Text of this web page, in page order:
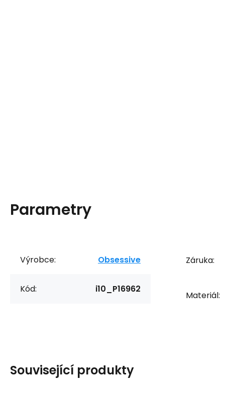
Parametry
Výrobce: Obsessive
Kód: i10_P16962
Záruka:
Materiál:
Související produkty